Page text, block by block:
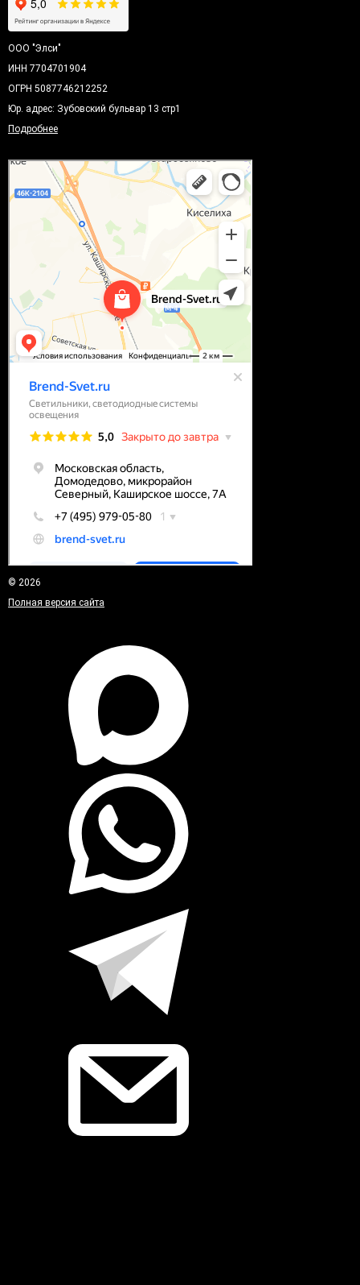
ООО "Элси"
ИНН 7704701904
ОГРН 5087746212252
Юр. адрес: Зубовский бульвар 13 стр1
Подробнее
© 2026
Полная версия сайта